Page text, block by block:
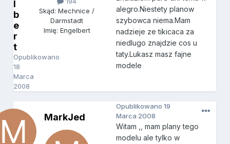
l
b
e
r
t
Opublikowano
18
Marca
2008
Skąd: Mechnice /
Darmstadt
Imię: Engelbert
alegro.Niestety planow
szybowca niema.Mam
nadzieje ze tikicaca za
niedlugo znajdzie cos u
taty.Lukasz masz fajne
modele
MarkJed
Opublikowano19
Marca 2008
Witam ,, mam plany tego
modelu ale tylko w